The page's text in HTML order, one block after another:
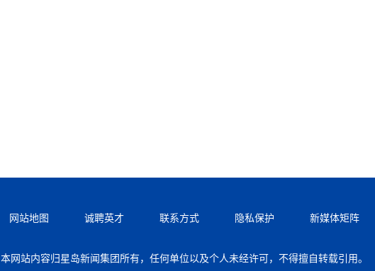
网站地图 诚聘英才 联系方式 隐私保护 新媒体矩阵
本网站内容归星岛新闻集团所有，任何单位以及个人未经许可，不得擅自转载引用。